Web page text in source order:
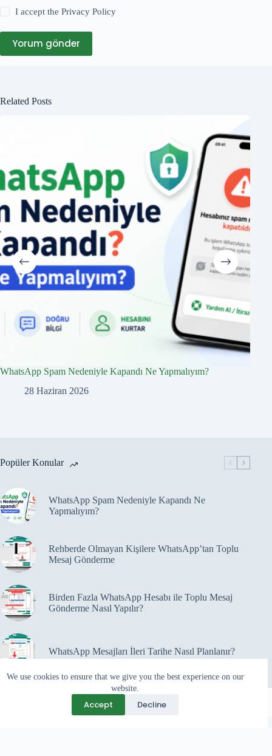
We use cookies to ensure that we give you the best experience on our
website.
Accept Decline
I accept thePrivacy Policy
Yorum gönder
Related Posts
WhatsApp Spam Nedeniyle Kapandı Ne Yapmalıyım?
28 Haziran 2026
Popüler Konular
WhatsApp Spam Nedeniyle Kapandı Ne
Yapmalıyım?
Rehberde Olmayan Kişilere WhatsApp’tan Toplu
Mesaj Gönderme
Birden Fazla WhatsApp Hesabı ile Toplu Mesaj
Gönderme Nasıl Yapılır?
WhatsApp Mesajları İleri Tarihe Nasıl Planlanır?